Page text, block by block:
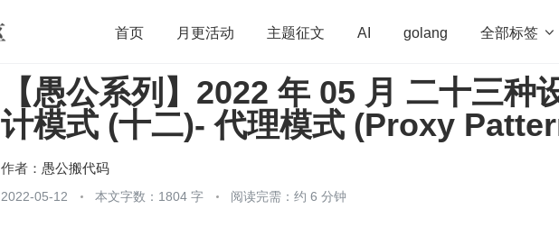
首页 月更活动 主题征文 AI golang 全部标签 
架构 OpenHarmony 算法 学习方法 Web3.0 高
团队管理 程序员 运维 深度思考 低代码 redis
【愚公系列】2022 年 05 月 二十三种
计模式 (十二)- 代理模式 (Proxy
作者： 愚公搬代码
2022-05-12 本文字数：1804 字 阅读完需：约 6 分钟